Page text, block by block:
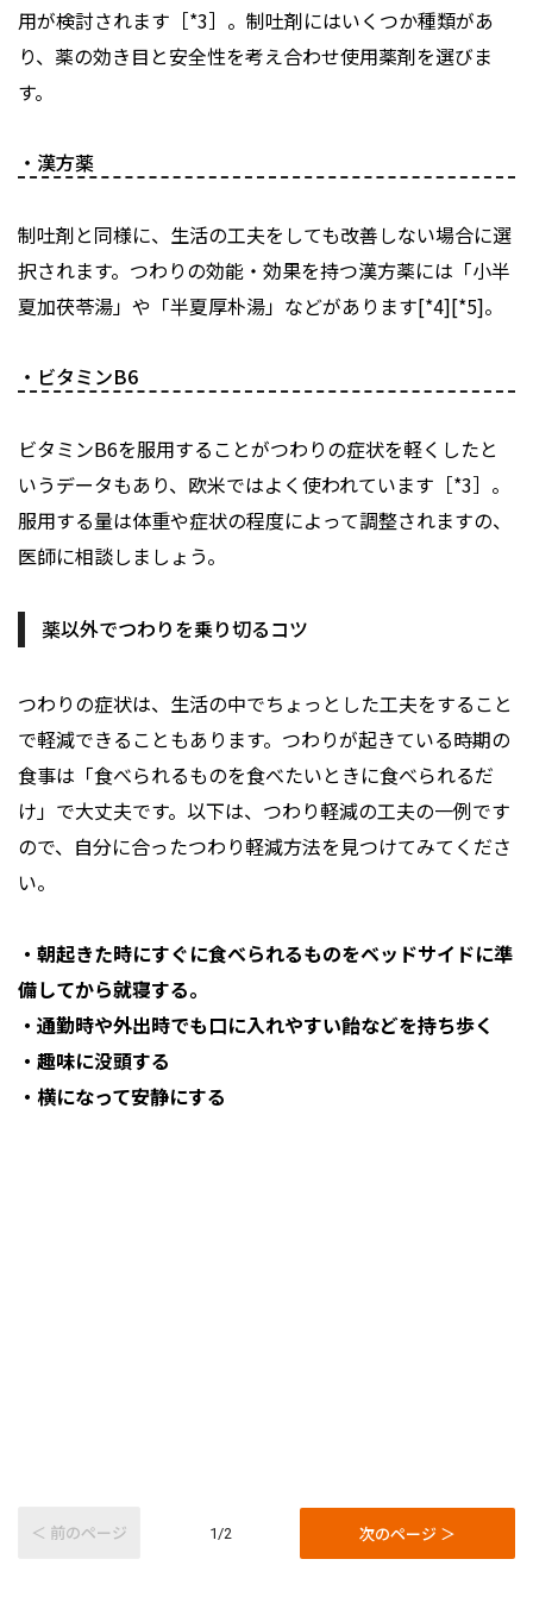
用が検討されます［*3］。制吐剤にはいくつか種類があ
り、薬の効き目と安全性を考え合わせ使用薬剤を選びま
す。
・漢方薬
制吐剤と同様に、生活の工夫をしても改善しない場合に選
択されます。つわりの効能・効果を持つ漢方薬には「小半
夏加茯苓湯」や「半夏厚朴湯」などがあります[*4][*5]。
・ビタミンB6
ビタミンB6を服用することがつわりの症状を軽くしたと
いうデータもあり、欧米ではよく使われています［*3］。
服用する量は体重や症状の程度によって調整されますの、
医師に相談しましょう。
薬以外でつわりを乗り切るコツ
つわりの症状は、生活の中でちょっとした工夫をすること
で軽減できることもあります。つわりが起きている時期の
食事は「食べられるものを食べたいときに食べられるだ
け」で大丈夫です。以下は、つわり軽減の工夫の一例です
ので、自分に合ったつわり軽減方法を見つけてみてくださ
い。
・朝起きた時にすぐに食べられるものをベッドサイドに準
備してから就寝する。
・通勤時や外出時でも口に入れやすい飴などを持ち歩く
・趣味に没頭する
・横になって安静にする
＜ 前のページ 1/2 次のページ ＞